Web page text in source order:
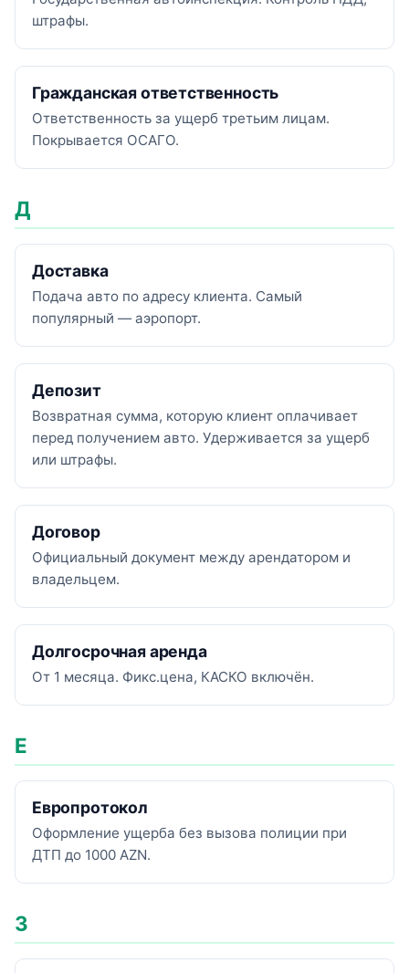
штрафы.
Гражданская ответственность
Ответственность за ущерб третьим лицам.
Покрывается ОСАГО.
Д
Доставка
Подача авто по адресу клиента. Самый
популярный — аэропорт.
Депозит
Возвратная сумма, которую клиент оплачивает
перед получением авто. Удерживается за ущерб
или штрафы.
Договор
Официальный документ между арендатором и
владельцем.
Долгосрочная аренда
От 1 месяца. Фикс.цена, КАСКО включён.
Е
Европротокол
Оформление ущерба без вызова полиции при
ДТП до 1000 AZN.
З